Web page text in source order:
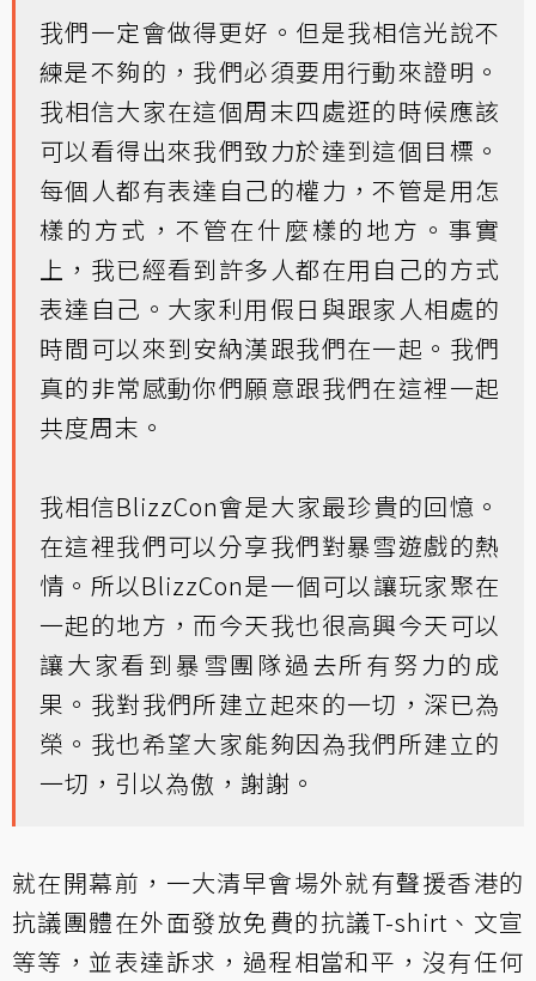
我們一定會做得更好。但是我相信光說不
練是不夠的，我們必須要用行動來證明。
我相信大家在這個周末四處逛的時候應該
可以看得出來我們致力於達到這個目標。
每個人都有表達自己的權力，不管是用怎
樣的方式，不管在什麼樣的地方。事實
上，我已經看到許多人都在用自己的方式
表達自己。大家利用假日與跟家人相處的
時間可以來到安納漢跟我們在一起。我們
真的非常感動你們願意跟我們在這裡一起
共度周末。
我相信BlizzCon會是大家最珍貴的回憶。
在這裡我們可以分享我們對暴雪遊戲的熱
情。所以BlizzCon是一個可以讓玩家聚在
一起的地方，而今天我也很高興今天可以
讓大家看到暴雪團隊過去所有努力的成
果。我對我們所建立起來的一切，深已為
榮。我也希望大家能夠因為我們所建立的
一切，引以為傲，謝謝。
就在開幕前，一大清早會場外就有聲援香港的
抗議團體在外面發放免費的抗議T-shirt、文宣
等等，並表達訴求，過程相當和平，沒有任何